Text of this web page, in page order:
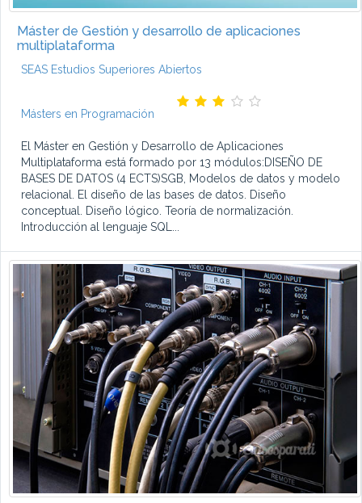
Máster de Gestión y desarrollo de aplicaciones
multiplataforma
SEAS Estudios Superiores Abiertos
Másters en Programación
El Máster en Gestión y Desarrollo de Aplicaciones
Multiplataforma está formado por 13 módulos:DISEÑO DE
BASES DE DATOS (4 ECTS)SGB, Modelos de datos y modelo
relacional. El diseño de las bases de datos. Diseño
conceptual. Diseño lógico. Teoría de normalización.
Introducción al lenguaje SQL...